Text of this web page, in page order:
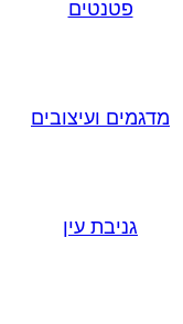
פטנטים
מדגמים ועיצובים
גניבת עין